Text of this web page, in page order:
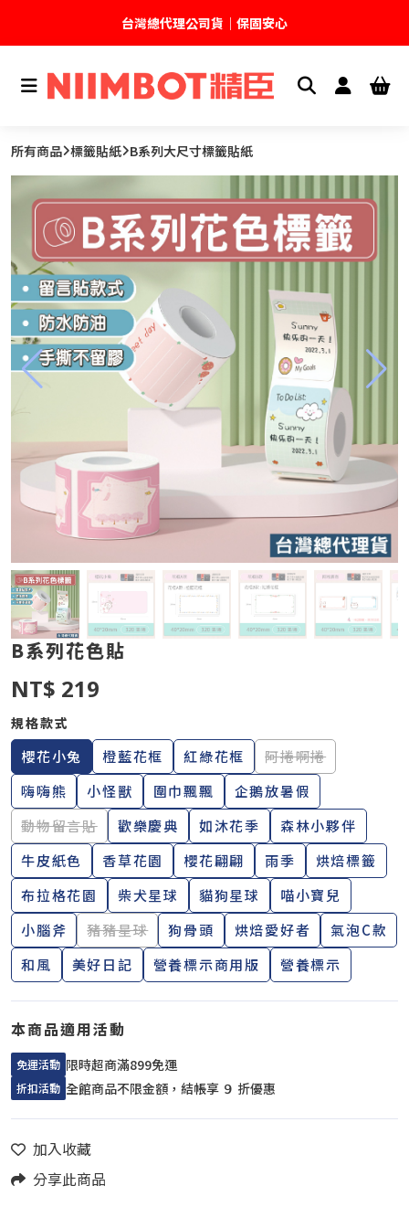
台灣總代理公司貨｜保固安心
🚚 全館現貨供應｜快速出貨不久等
台灣精臣科技有限公司｜原廠總代理｜售後完善
所有商品 標籤貼紙 B系列大尺寸標籤貼紙
B系列花色貼
NT$ 219
規格款式
櫻花小兔 橙藍花框 紅綠花框
阿捲啊捲
嗨嗨熊
小怪獸 圍巾飄飄
企鵝放暑假
動物留言貼
歡樂慶典 如沐花季
森林小夥伴
牛皮紙色
香草花園 櫻花翩翩 雨季
烘焙標籤
布拉格花園
柴犬星球 貓狗星球
喵小寶兒
小腦斧
豬豬星球 狗骨頭 烘焙愛好者
氣泡C款
和風
美好日記 營養標示商用版 營養標示
本商品適用活動
免運活動 限時超商滿899免運
折扣活動 全館商品不限金額，結帳享 ９ 折優惠
加入收藏
分享此商品